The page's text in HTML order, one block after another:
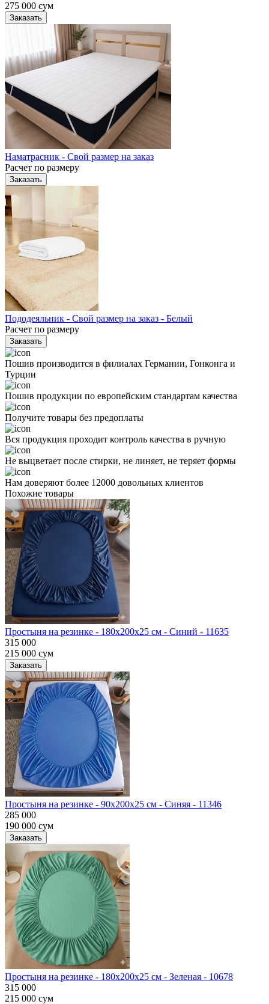
275 000 сум
Заказать
Наматрасник - Свой размер на заказ
Расчет по размеру
Заказать
Пододеяльник - Свой размер на заказ - Белый
Расчет по размеру
Заказать
Пошив производится в филиалах Германии, Гонконга и
Турции
Пошив продукции по европейским стандартам качества
Получите товары без предоплаты
Вся продукция проходит контроль качества в ручную
Не выцветает после стирки, не линяет, не теряет формы
Нам доверяют более 12000 довольных клиентов
Похожие товары
Простыня на резинке - 180x200x25 cм - Синий - 11635
315 000
215 000 сум
Заказать
Простыня на резинке - 90x200x25 cм - Синяя - 11346
285 000
190 000 сум
Заказать
Простыня на резинке - 180x200x25 cм - Зеленая - 10678
315 000
215 000 сум